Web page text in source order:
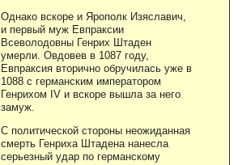
Однако вскоре и Ярополк Изяславич,
и первый муж Евпраксии
Всеволодовны Генрих Штаден
умерли. Овдовев в 1087 году,
Евпраксия вторично обручилась уже в
1088 с германским императором
Генрихом IV и вскоре вышла за него
замуж.
С политической стороны неожиданная
смерть Генриха Штадена нанесла
серьезный удар по германскому